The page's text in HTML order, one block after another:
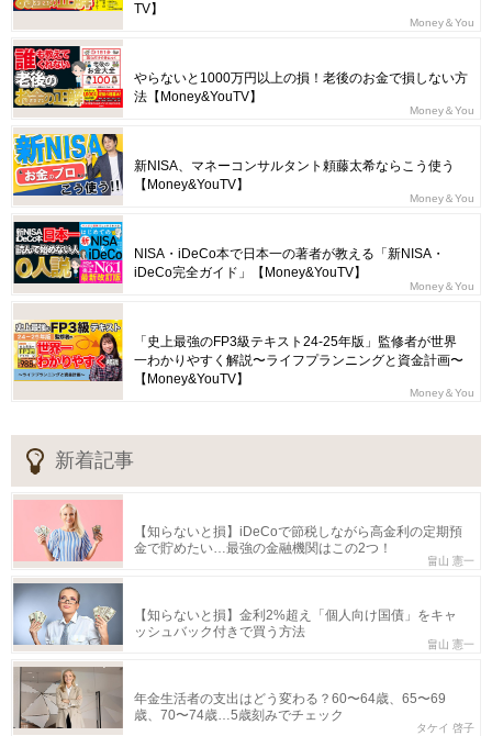
TV】
Money＆You
やらないと1000万円以上の損！老後のお金で損しない方
法【Money&YouTV】
Money＆You
新NISA、マネーコンサルタント頼藤太希ならこう使う
【Money&YouTV】
Money＆You
NISA・iDeCo本で日本一の著者が教える「新NISA・
iDeCo完全ガイド」【Money&YouTV】
Money＆You
「史上最強のFP3級テキスト24-25年版」監修者が世界
一わかりやすく解説〜ライフプランニングと資金計画〜
【Money&YouTV】
Money＆You
新着記事
【知らないと損】iDeCoで節税しながら高金利の定期預
金で貯めたい…最強の金融機関はこの2つ！
畠山 憲一
【知らないと損】金利2%超え「個人向け国債」をキャ
ッシュバック付きで買う方法
畠山 憲一
年金生活者の支出はどう変わる？60〜64歳、65〜69
歳、70〜74歳…5歳刻みでチェック
タケイ 啓子